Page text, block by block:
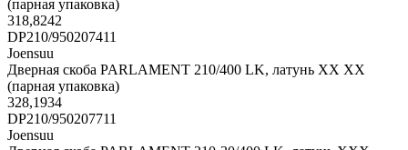
(парная упаковка)
318,8242
DP210/950207411
Joensuu
Дверная скоба PARLAMENT 210/400 LK, латунь XX XX
(парная упаковка)
328,1934
DP210/950207711
Joensuu